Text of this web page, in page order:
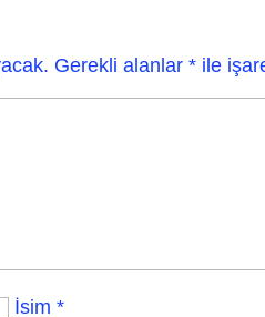
Gerekli alanlar * ile
İsim *